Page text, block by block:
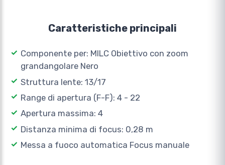
Caratteristiche principali
Componente per: MILC Obiettivo con zoom
grandangolare Nero
Struttura lente: 13/17
Range di apertura (F-F): 4 - 22
Apertura massima: 4
Distanza minima di focus: 0,28 m
Messa a fuoco automatica Focus manuale